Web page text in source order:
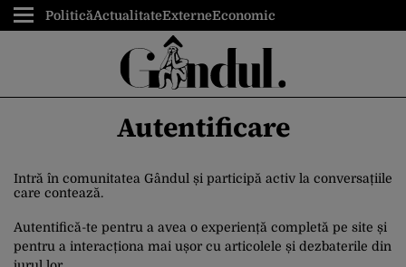
PoliticăActualitateExterneEconomic
Autentificare
Intră în comunitatea Gândul și participă activ la conversațiile
care contează.
Autentifică-te pentru a avea o experiență completă pe site și
pentru a interacționa mai ușor cu articolele și dezbaterile din